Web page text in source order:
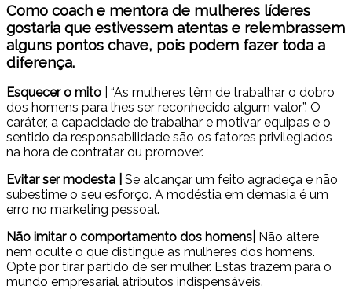
Como coach e mentora de mulheres líderes
gostaria que estivessem atentas e relembrassem
alguns pontos chave, pois podem fazer toda a
diferença.
Esquecer o mito | “As mulheres têm de trabalhar o dobro
dos homens para lhes ser reconhecido algum valor”. O
caráter, a capacidade de trabalhar e motivar equipas e o
sentido da responsabilidade são os fatores privilegiados
na hora de contratar ou promover.
Evitar ser modesta |
Se alcançar um feito agradeça e não
subestime o seu esforço. A modéstia em demasia é um
erro no marketing pessoal.
Não imitar o comportamento dos homens| Não altere
nem oculte o que distingue as mulheres dos homens.
Opte por tirar partido de ser mulher. Estas trazem para o
mundo empresarial atributos indispensáveis.